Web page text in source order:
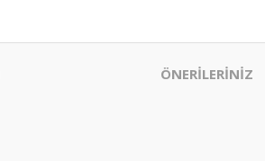
ÖNERİLERİNİZ